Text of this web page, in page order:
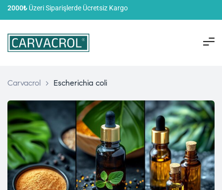
2000₺ Üzeri Siparişlerde Ücretsiz Kargo
Carvacrol > Escherichia coli